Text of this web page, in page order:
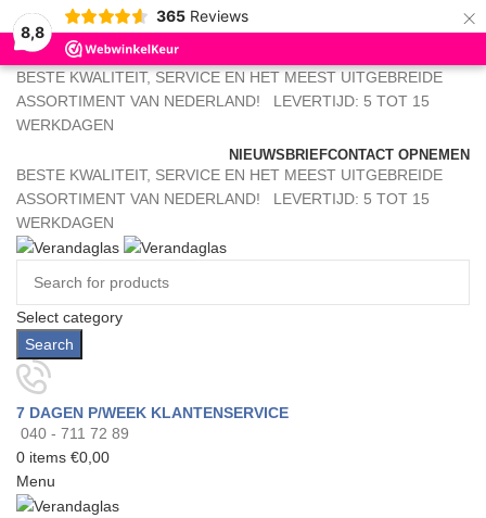
8,8
365 Reviews ×
BESTE KWALITEIT, SERVICE EN HET MEEST UITGEBREIDE
ASSORTIMENT VAN NEDERLAND!
LEVERTIJD: 5 TOT 15
WERKDAGEN
NIEUWSBRIEFCONTACT OPNEMEN
BESTE KWALITEIT, SERVICE EN HET MEEST UITGEBREIDE
ASSORTIMENT VAN NEDERLAND!
LEVERTIJD: 5 TOT 15
WERKDAGEN
Select category
Search
7 DAGEN P/WEEK KLANTENSERVICE
040 - 711 72 89
0 items €0,00
Menu